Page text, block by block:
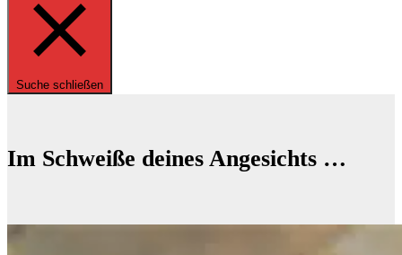
Suche schließen
Im Schweiße deines Angesichts …